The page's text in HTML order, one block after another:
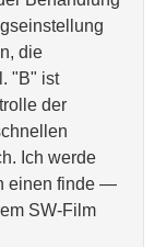
die
"B" ist
der
Ich werde
einen finde —
SW-Film